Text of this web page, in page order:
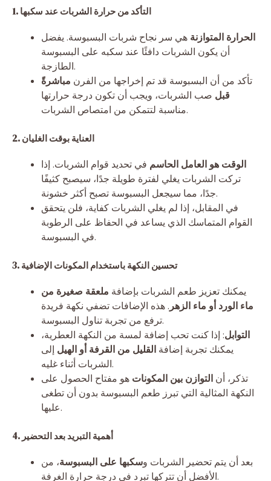
1. التأكد من حرارة الشربات عند سكبها
الحرارة المتوازنة هي سر نجاح شربات البسبوسة. يفضل
أن يكون الشربات دافئًا عند سكبه على البسبوسة
الطازجة.
تأكد من أن البسبوسة قد تم إخراجها من الفرن مباشرةً
قبل صب الشربات، ويجب أن تكون درجة حرارتها
مناسبة لتتمكن من امتصاص الشربات.
2. العناية بوقت الغليان
الوقت هو العامل الحاسم في تحديد قوام الشربات. إذا
تركت الشربات يغلي لفترة طويلة جدًا، سيصبح كثيفًا
جدًا، مما سيجعل البسبوسة تصبح أكثر خشونة.
في المقابل، إذا لم يغلي الشربات كفاية، فلن يتحقق
القوام المتماسك الذي يساعد في الحفاظ على الرطوبة
في البسبوسة.
3. تحسين النكهة باستخدام المكونات الإضافية
يمكنك تعزيز طعم الشربات بإضافة ملعقة صغيرة من
ماء الورد أو ماء الزهر . هذه الإضافات تضفي نكهة فريدة
ترفع من تجربة تناول البسبوسة.
التوابل: إذا كنت تحب إضافة لمسة من النكهة العطرية،
يمكنك تجربة إضافة القليل من القرفة أو الهيل إلى
الشربات أثناء غليه.
تذكر، أن التوازن بين المكونات هو مفتاح الحصول على
النكهة المثالية التي تبرز طعم البسبوسة بدون أن تطغى
عليها.
4. أهمية التبريد بعد التحضير
بعد أن يتم تحضير الشربات وسكبها على البسبوسة، من
الأفضل أن تتركها تبرد في درجة حرارة الغرفة.